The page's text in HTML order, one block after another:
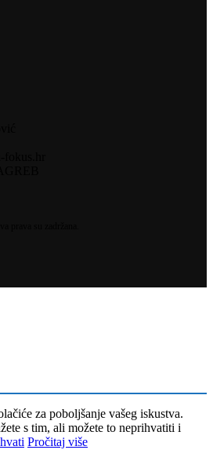
za poboljšanje vašeg iskustva.
s tim, ali možete to neprihvatiti i
Pročitaj više